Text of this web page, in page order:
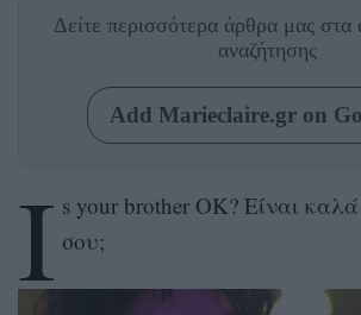
Δείτε περισσότερα άρθρα μας στα
αναζήτησης
Add Marieclaire.gr on
I s your brother OK? Είναι
σου;